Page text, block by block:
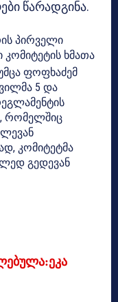
წარადგინა.
პირველი
კომიტეტის ხმათა
ფოფხაძემ
5 და
რომელშიც
კომიტეტმა
გედევან